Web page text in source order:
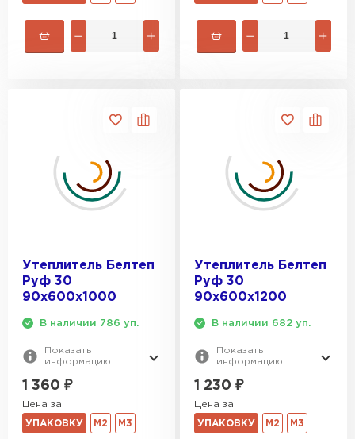
Утеплитель Белтеп
Руф 30
90х600х1000
В наличии 786 уп.
Показать
информацию
1 360 ₽
Цена за
УПАКОВКУ М2 М3
Утеплитель Белтеп
Руф 30
90х600х1200
В наличии 682 уп.
Показать
информацию
1 230 ₽
Цена за
УПАКОВКУ М2 М3
ВСЕ ПРОИЗВОДИТЕЛИ